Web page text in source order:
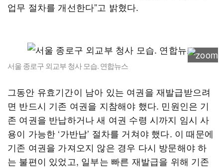
업무 절차를 개선한다”고 밝혔다.
서울 종로구 외교부 청사 모습. 연합뉴스
그동안 유효기간이 남아 있는 여권을 재발급받으려
면 반드시 기존 여권을 지참해야 했다. 민원인은 기
존 여권을 반납하거나 새 여권 수령 시까지 임시 사
용이 가능한 ‘가반납’ 절차를 거쳐야 했다. 이 때문에
기존 여권을 가져오지 않은 경우 다시 방문해야 하
는 불편이 있었고, 일부는 빠른 재발급을 위해 기존